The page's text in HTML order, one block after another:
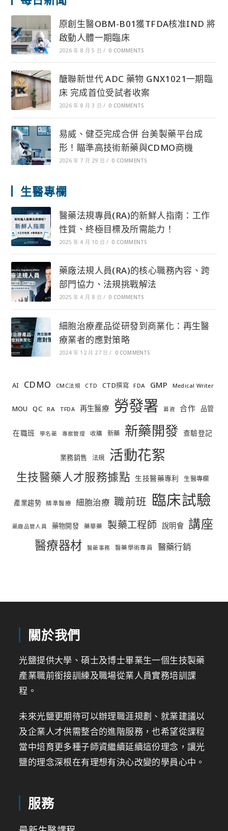
原創生醫OBM-B01獲TFDA核准IND 將
啟動人體一期臨床
2026 年 8 月 5 日 / 0 COMMENTS
醣聯新世代 ADC 藥物 GNX1021一期臨
床 完成首位受試者收案
2026 年 8 月 3 日 / 0 COMMENTS
易威、健亞完成合併 台美製藥平台成
形！瞄準高技術新藥與CDMO商機
2026 年 7 月 29 日 / 0 COMMENTS
生醫專欄
醫藥法規專員(RA)的新鮮人指南：工作
性質、終極目標及所需能力！
2025 年 4 月 10 日 / 0 COMMENTS
藥廠法規人員(RA)的核心職務內容、跨
部門協力、法規挑戰解法
2025 年 4 月 8 日 / 0 COMMENTS
細胞治療產品從研發到商業化：再生醫
療業者的應對策略
2024 年 12 月 27 日 / 0 COMMENTS
AI CDMO CMC法規 CTD CTD撰寫 FDA GMP Medical Writer
MOU QC RA TFDA 再生醫療 勞發署 募資 合作 品管
在職班 學名藥 專案管理 收購 新藥 新藥開發 查驗登記
業務銷售 法規 活動花絮
生技醫藥人才服務據點 生技醫藥專利 生醫專欄
產業趨勢 精準醫療 細胞治療 職前班 臨床試驗
藥廠品管人員 藥物開發 藥華藥 製藥工程師 說明會 講座
醫療器材 醫藥事務 醫藥學術專員 醫藥行銷
關於我們
光鹽提供大學、碩士及博士畢業生一個生技製藥
產業職前銜接訓練及職場從業人員實務培訓課
程。
未來光鹽更期待可以辦理職涯規劃、就業建議以
及企業人才供需整合的進階服務，也希望從課程
當中培育更多種子師資繼續延續這份理念，讓光
鹽的理念深根在有理想有決心改變的學員心中。
服務